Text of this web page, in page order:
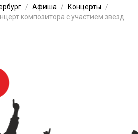
Афиша
Концерты
композитора с участием звезд